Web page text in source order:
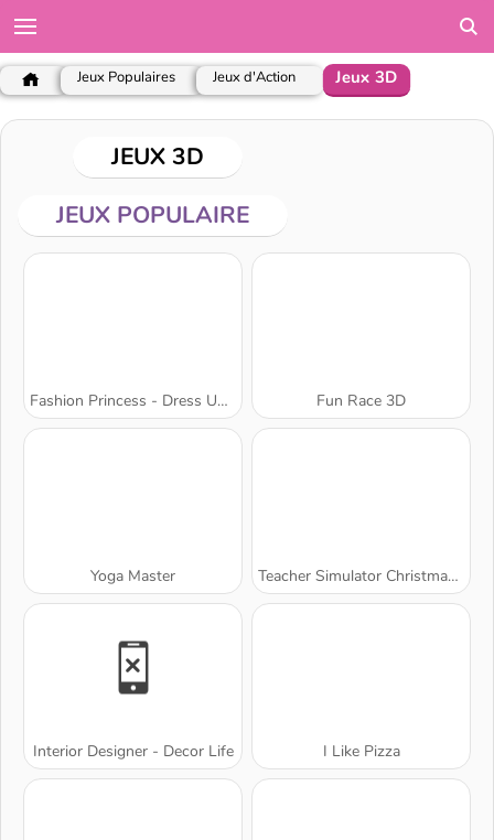
Jeux Populaires Jeux d'Action Jeux 3D
JEUX 3D
JEUX POPULAIRE
Fashion Princess - Dress Up for Girls Fun Race 3D
Yoga Master Teacher Simulator Christmas Exam
Interior Designer - Decor Life I Like Pizza